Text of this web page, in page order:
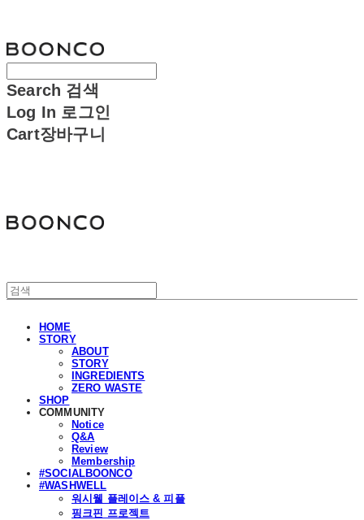
Search 검색
Log In 로그인
Cart장바구니
HOME
STORY
ABOUT
STORY
INGREDIENTS
ZERO WASTE
SHOP
COMMUNITY
Notice
Q&A
Review
Membership
#SOCIALBOONCO
#WASHWELL
워시웰 플레이스 & 피플
핑크핀 프로젝트